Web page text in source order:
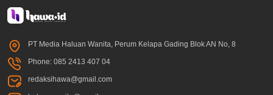
PT Media Haluan Wanita, Perum Kelapa Gading Blok AN No, 8
Phone: 085 2413 407 04
redaksihawa@gmail.com